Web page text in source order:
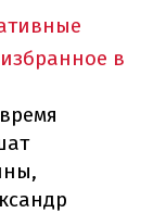
в